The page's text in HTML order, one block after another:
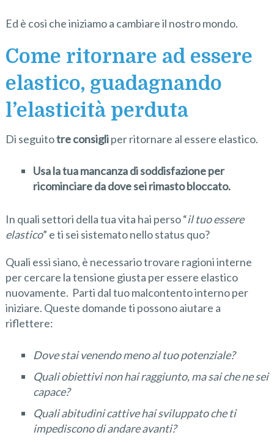
Ed è così che iniziamo a cambiare il nostro mondo.
Come ritornare ad essere
elastico, guadagnando
l’elasticità perduta
Di seguitotre consigliper ritornare al essere elastico.
Usa la tua mancanza di soddisfazione per
ricominciare da dove sei rimasto bloccato.
In quali settori della tua vita hai perso “il tuo essere
elastico” e ti sei sistemato nello status quo?
Quali essi siano, è necessario trovare ragioni interne
per cercare la tensione giusta per essere elastico
nuovamente. Parti dal tuo malcontento interno per
iniziare. Queste domande ti possono aiutare a
riflettere:
Dove stai venendo meno al tuo potenziale?
Quali obiettivi non hai raggiunto, ma sai che ne sei
capace?
Quali abitudini cattive hai sviluppato che ti
impediscono di andare avanti?